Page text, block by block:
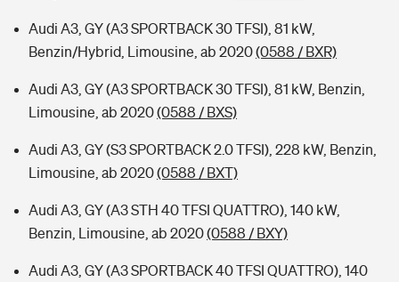
Audi A3, GY (A3 SPORTBACK 30 TFSI), 81 kW,
Benzin/Hybrid, Limousine, ab 2020(0588 / BXR)
Audi A3, GY (A3 SPORTBACK 30 TFSI), 81 kW, Benzin,
Limousine, ab 2020(0588 / BXS)
Audi A3, GY (S3 SPORTBACK 2.0 TFSI), 228 kW, Benzin,
Limousine, ab 2020(0588 / BXT)
Audi A3, GY (A3 STH 40 TFSI QUATTRO), 140 kW,
Benzin, Limousine, ab 2020(0588 / BXY)
Audi A3, GY (A3 SPORTBACK 40 TFSI QUATTRO), 140